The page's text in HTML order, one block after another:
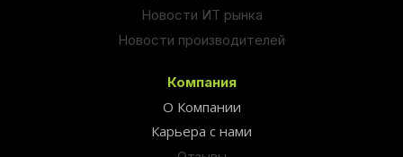
Новости ИТ рынка
Новости производителей
Компания
О Компании
Карьера с нами